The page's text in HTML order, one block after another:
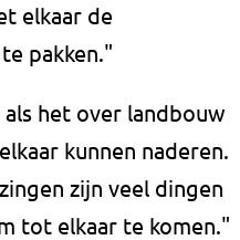
elkaar de
pakken."
het over landbouw
kunnen naderen.
zijn veel dingen
tot elkaar te komen."